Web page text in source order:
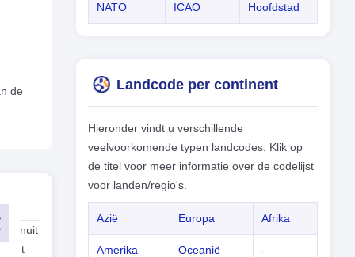
de
vanuit
met
NATO ICAO Hoofdstad
Landcode per continent
Hieronder vindt u verschillende
veelvoorkomende typen landcodes. Klik op
de titel voor meer informatie over de codelijst
voor landen/regio's.
Azië Europa Afrika
Amerika Oceanië -